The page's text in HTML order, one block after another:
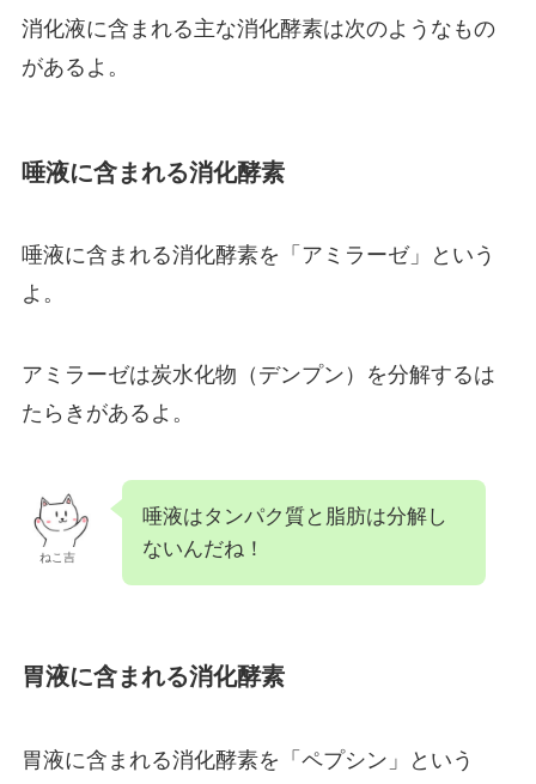
消化液に含まれる主な消化酵素は次のようなもの
があるよ。
唾液に含まれる消化酵素
唾液に含まれる消化酵素を「アミラーゼ」という
よ。
アミラーゼは炭水化物（デンプン）を分解するは
たらきがあるよ。
ねこ吉
唾液はタンパク質と脂肪は分解し
ないんだね！
胃液に含まれる消化酵素
胃液に含まれる消化酵素を「ペプシン」という